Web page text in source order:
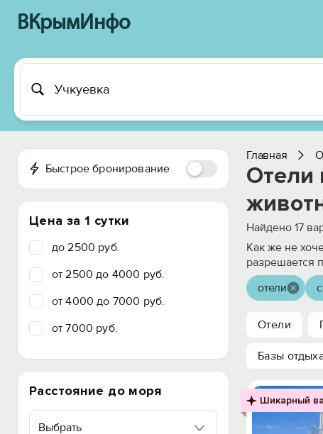
ВКрымИнфо
Быстрое бронирование
Цена за 1 сутки
до 2500 руб.
от 2500 до 4000 руб.
от 4000 до 7000 руб.
от 7000 руб.
Расстояние до моря
Выбрать
Главная
Отели
Найдено 17
Как же не
разрешается
отели
Отели
Базы
Шикарный